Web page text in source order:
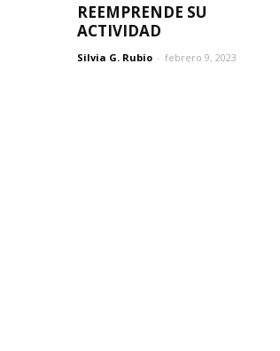
REEMPRENDE SU
ACTIVIDAD
Silvia G. Rubio - febrero 9, 2023